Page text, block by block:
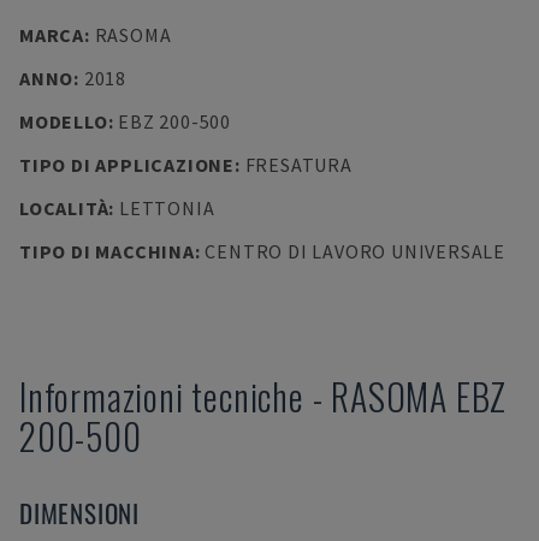
MARCA: RASOMA
ANNO: 2018
MODELLO: EBZ 200-500
TIPO DI APPLICAZIONE: FRESATURA
LOCALITÀ: LETTONIA
TIPO DI MACCHINA: CENTRO DI LAVORO UNIVERSALE
Informazioni tecniche - RASOMA EBZ
200-500
DIMENSIONI